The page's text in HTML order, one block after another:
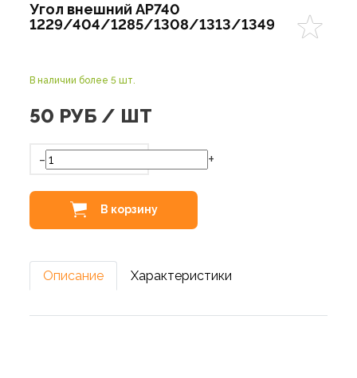
Угол внешний АР740
1229/404/1285/1308/1313/1349
В наличии более 5 шт.
50 РУБ / ШТ
- +
В корзину
Описание Характеристики